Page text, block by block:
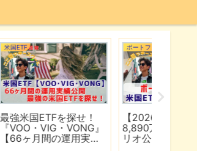
！
』
績
ポートフォリオ
【2026年6月】2億
8,890万円のポートフォ
リオ公開『米国ETF・個